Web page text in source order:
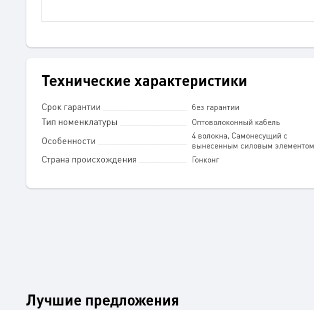
Технические характеристики
Срок гарантии без гарантии
Тип номенклатуры Оптоволоконный кабель
Особенности
4 волокна, Самонесущий с
вынесенным силовым элементом
Страна происхождения Гонконг
Лучшие предложения